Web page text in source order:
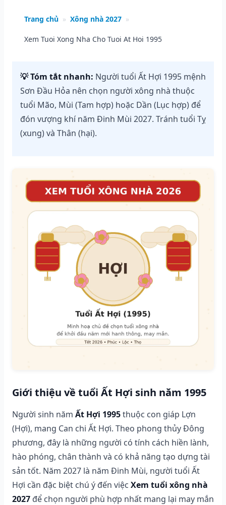
Trang chủ » Xông nhà 2027 »
Xem Tuoi Xong Nha Cho Tuoi At Hoi 1995
💡 Tóm tắt nhanh: Người tuổi Ất Hợi 1995 mệnh
Sơn Đầu Hỏa nên chọn người xông nhà thuộc
tuổi Mão, Mùi (Tam hợp) hoặc Dần (Lục hợp) để
đón vượng khí năm Đinh Mùi 2027. Tránh tuổi Tỵ
(xung) và Thân (hại).
Giới thiệu về tuổi Ất Hợi sinh năm 1995
Người sinh năm Ất Hợi 1995thuộc con giáp Lợn
(Hợi), mang Can chi Ất Hợi. Theo phong thủy Đông
phương, đây là những người có tính cách hiền lành,
hào phóng, chân thành và có khả năng tạo dựng tài
sản tốt. Năm 2027 là năm Đinh Mùi, người tuổi Ất
Hợi cần đặc biệt chú ý đến việc Xem tuổi xông nhà
2027 để chọn người phù hợp nhất mang lại may mắn